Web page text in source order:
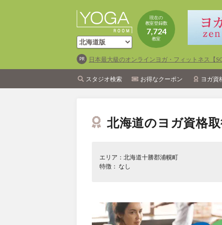
現在の
教室登録数
7,724
教室
日本最大級のオンラインヨガ・フィットネス【
スタジオ検索 お得なクーポン ヨガ資
北海道のヨガ資格
エリア：北海道十勝郡浦幌町
特徴： なし